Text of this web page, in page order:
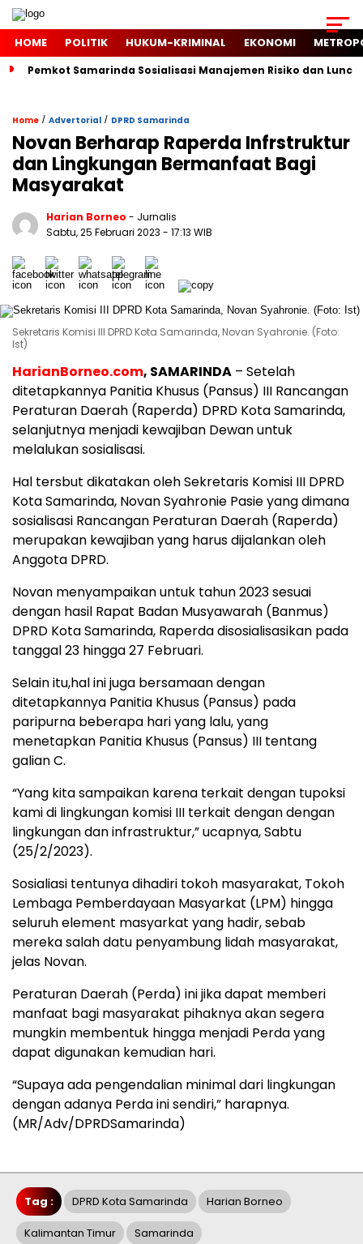
HOME POLITIK HUKUM-KRIMINAL EKONOMI
Pemkot Samarinda Sosialisasi Manajemen Risiko dan
Home / Advertorial / DPRD Samarinda
Novan Berharap Raperda Infrstruktur
dan Lingkungan Bermanfaat Bagi
Masyarakat
Harian Borneo - Jurnalis
Sabtu, 25 Februari 2023 - 17:13 WIB
Sekretaris Komisi III DPRD Kota Samarinda, Novan Syahronie. (Foto:
Ist)
HarianBorneo.com, SAMARINDA – Setelah
ditetapkannya Panitia Khusus (Pansus) III Rancangan
Peraturan Daerah (Raperda) DPRD Kota Samarinda,
selanjutnya menjadi kewajiban Dewan untuk
melalukan sosialisasi.
Hal tersbut dikatakan oleh Sekretaris Komisi III DPRD
Kota Samarinda, Novan Syahronie Pasie yang dimana
sosialisasi Rancangan Peraturan Daerah (Raperda)
merupakan kewajiban yang harus dijalankan oleh
Anggota DPRD.
Novan menyampaikan untuk tahun 2023 sesuai
dengan hasil Rapat Badan Musyawarah (Banmus)
DPRD Kota Samarinda, Raperda disosialisasikan pada
tanggal 23 hingga 27 Februari.
Selain itu,hal ini juga bersamaan dengan
ditetapkannya Panitia Khusus (Pansus) pada
paripurna beberapa hari yang lalu, yang
menetapkan Panitia Khusus (Pansus) III tentang
galian C.
“Yang kita sampaikan karena terkait dengan tupoksi
kami di lingkungan komisi III terkait dengan dengan
lingkungan dan infrastruktur,” ucapnya, Sabtu
(25/2/2023).
Sosialiasi tentunya dihadiri tokoh masyarakat, Tokoh
Lembaga Pemberdayaan Masyarkat (LPM) hingga
seluruh element masyarkat yang hadir, sebab
mereka salah datu penyambung lidah masyarakat,
jelas Novan.
Peraturan Daerah (Perda) ini jika dapat memberi
manfaat bagi masyarakat pihaknya akan segera
mungkin membentuk hingga menjadi Perda yang
dapat digunakan kemudian hari.
“Supaya ada pengendalian minimal dari lingkungan
dengan adanya Perda ini sendiri,” harapnya.
(MR/Adv/DPRDSamarinda)
Tag : DPRD Kota Samarinda Harian Borneo
Kalimantan Timur Samarinda